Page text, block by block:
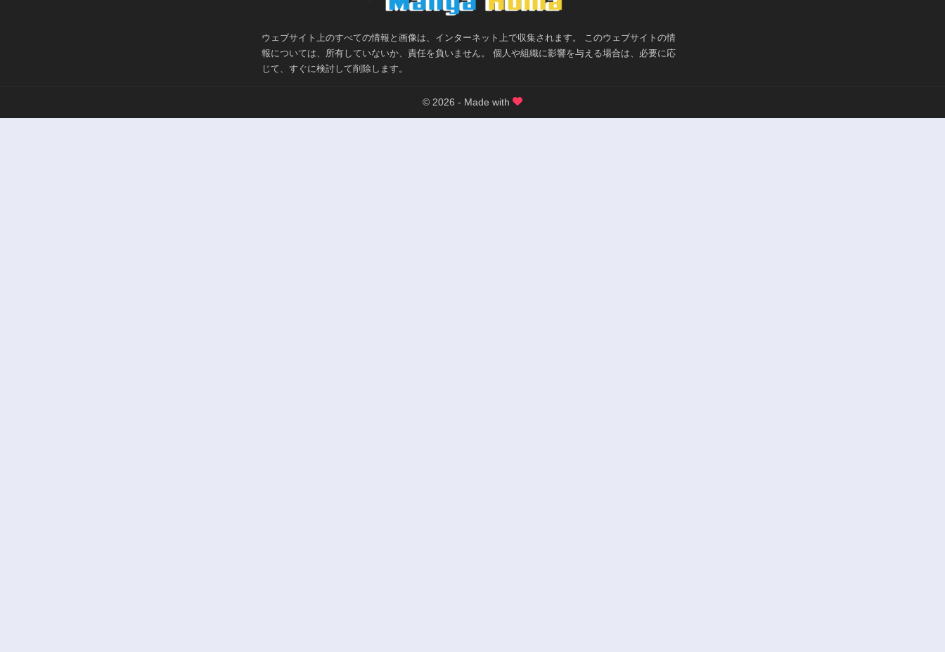
ウェブサイト上のすべての情報と画像は、インターネット上で収集されます。 このウェブサイトの情
報については、所有していないか、責任を負いません。 個人や組織に影響を与える場合は、必要に応
じて、すぐに検討して削除します。
© 2026 - Made with